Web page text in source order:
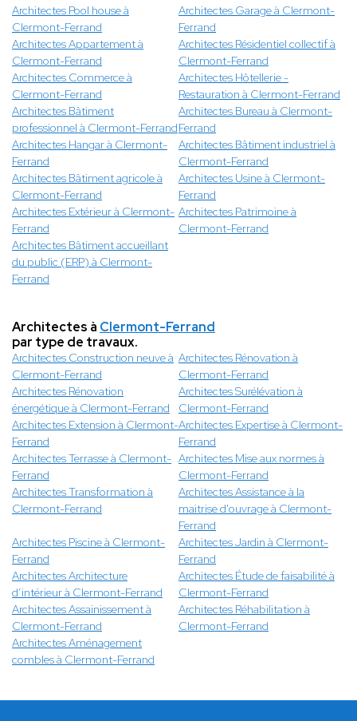
Architectes Pool house à
Clermont-Ferrand
Architectes Garage à Clermont-
Ferrand
Architectes Appartement à
Clermont-Ferrand
Architectes Résidentiel collectif à
Clermont-Ferrand
Architectes Commerce à
Clermont-Ferrand
Architectes Hôtellerie -
Restauration à Clermont-Ferrand
Architectes Bâtiment
professionnel à Clermont-Ferrand
Architectes Bureau à Clermont-
Ferrand
Architectes Hangar à Clermont-
Ferrand
Architectes Bâtiment industriel à
Clermont-Ferrand
Architectes Bâtiment agricole à
Clermont-Ferrand
Architectes Usine à Clermont-
Ferrand
Architectes Extérieur à Clermont-
Ferrand
Architectes Patrimoine à
Clermont-Ferrand
Architectes Bâtiment accueillant
du public (ERP) à Clermont-
Ferrand
Architectes à Clermont-Ferrand
par type de travaux.
Architectes Construction neuve à
Clermont-Ferrand
Architectes Rénovation à
Clermont-Ferrand
Architectes Rénovation
énergétique à Clermont-Ferrand
Architectes Surélévation à
Clermont-Ferrand
Architectes Extension à Clermont-
Ferrand
Architectes Expertise à Clermont-
Ferrand
Architectes Terrasse à Clermont-
Ferrand
Architectes Mise aux normes à
Clermont-Ferrand
Architectes Transformation à
Clermont-Ferrand
Architectes Assistance à la
maitrise d'ouvrage à Clermont-
Ferrand
Architectes Piscine à Clermont-
Ferrand
Architectes Jardin à Clermont-
Ferrand
Architectes Architecture
d’intérieur à Clermont-Ferrand
Architectes Étude de faisabilité à
Clermont-Ferrand
Architectes Assainissement à
Clermont-Ferrand
Architectes Réhabilitation à
Clermont-Ferrand
Architectes Aménagement
combles à Clermont-Ferrand